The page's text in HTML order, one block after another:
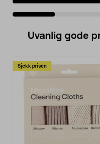
Uvanlig gode
Sjekk prisen